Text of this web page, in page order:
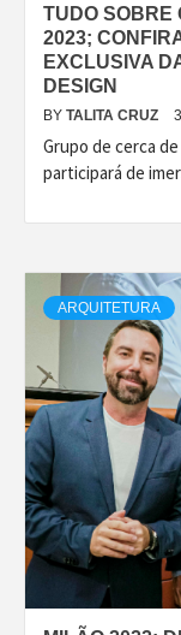
TUDO SOBRE
2023;
EXCLUSIVA
DESIGN
BY TALITA CRUZ
Grupo de cerca
participará de
ARQUITETURA